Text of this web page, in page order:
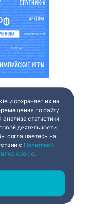
и сохраняет их на
по сайту
статистики
деятельности.
соглашаетесь на
с Политикой
cookie.